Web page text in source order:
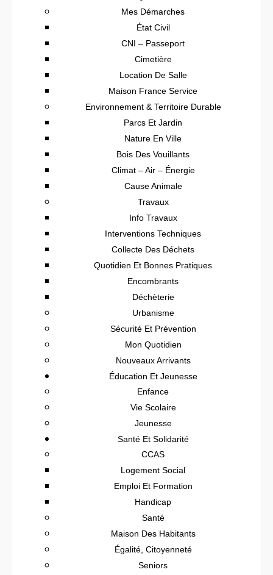
Mes Démarches
État Civil
CNI – Passeport
Cimetière
Location De Salle
Maison France Service
Environnement & Territoire Durable
Parcs Et Jardin
Nature En Ville
Bois Des Vouillants
Climat – Air – Énergie
Cause Animale
Travaux
Info Travaux
Interventions Techniques
Collecte Des Déchets
Quotidien Et Bonnes Pratiques
Encombrants
Déchèterie
Urbanisme
Sécurité Et Prévention
Mon Quotidien
Nouveaux Arrivants
Éducation Et Jeunesse
Enfance
Vie Scolaire
Jeunesse
Santé Et Solidarité
CCAS
Logement Social
Emploi Et Formation
Handicap
Santé
Maison Des Habitants
Égalité, Citoyenneté
Seniors